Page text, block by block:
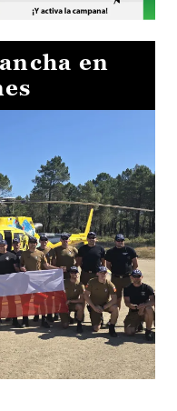
en